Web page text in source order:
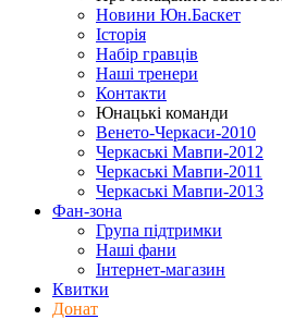
Новини Юн.Баскет
Історія
Набір гравців
Наші тренери
Контакти
Юнацькі команди
Венето-Черкаси-2010
Черкаські Мавпи-2012
Черкаські Мавпи-2011
Черкаські Мавпи-2013
Фан-зона
Група підтримки
Наші фани
Інтернет-магазин
Квитки
Донат